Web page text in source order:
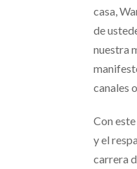
casa,
de
nuestra
canales
Con
y el
carrera